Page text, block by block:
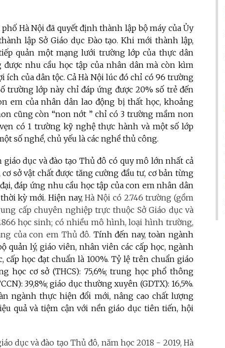
Hà Nội đã quyết định thành lập bộ máy của Ủy
lập Sở Giáo dục Đào tạo. Khi mới thành lập,
quản một mạng lưới trường lớp của thực dân
nhu cầu học tập của nhân dân mà còn kìm
ích của dân tộc. Cả Hà Nội lúc đó chỉ có 96 trường
trường lớp này chỉ đáp ứng được 20% số trẻ đến
em của nhân dân lao động bị thất học, khoảng
cũng còn “non nớt ” chỉ có 3 trường mầm non
có 1 trường kỹ nghệ thực hành và một số lớp
số nghề, chủ yếu là các nghề thủ công.
dục và đào tạo Thủ đô có quy mô lớn nhất cả
sở vật chất được tăng cường đầu tư, cơ bản từng
đáp ứng nhu cầu học tập của con em nhân dân
kỳ mới. Hiện nay,Hà Nội có 2.746 trường (gồm
cấp chuyên nghiệp trực thuộc Sở Giáo dục và
học sinh; có nhiều mô hình, loại hình trường,
của con em Thủ đô. Tính đến nay, toàn ngành
quản lý, giáo viên, nhân viên các cấp học, ngành
cấp học đạt chuẩn là 100%. Tỷ lệ trên chuẩn giáo
học cơ sở (THCS): 75,6%; trung học phổ thông
39,8%; giáo dục thường xuyên (GDTX): 16,5%.
ngành thực hiện đổi mới, nâng cao chất lượng
quả và tiệm cận với nền giáo dục tiên tiến, hội
dục và đào tạo Thủ đô, năm học 2018 - 2019, Hà